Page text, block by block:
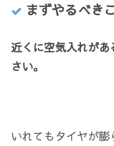
まずやるべき
近くに空気入れが
さい。
いれてもタイヤが